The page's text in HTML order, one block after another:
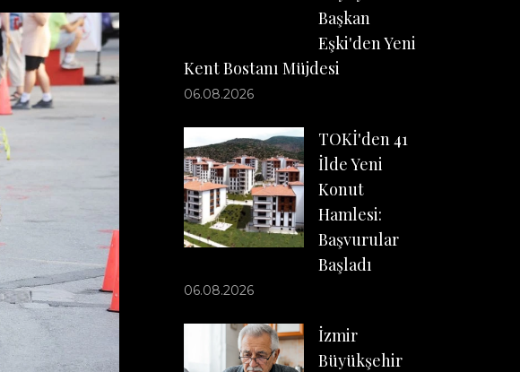
Başkan
Eşki'den Yeni
Kent Bostanı Müjdesi
06.08.2026
TOKİ'den 41
İlde Yeni
Konut
Hamlesi:
Başvurular
Başladı
06.08.2026
İzmir
Büyükşehir